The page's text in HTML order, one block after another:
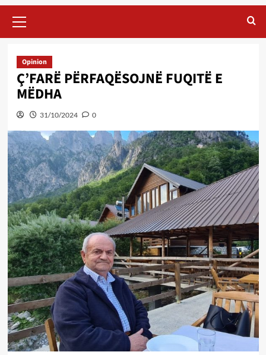
Menu
Opinion
Ç’FARË PËRFAQËSOJNË FUQITË E
MËDHA
31/10/2024 0